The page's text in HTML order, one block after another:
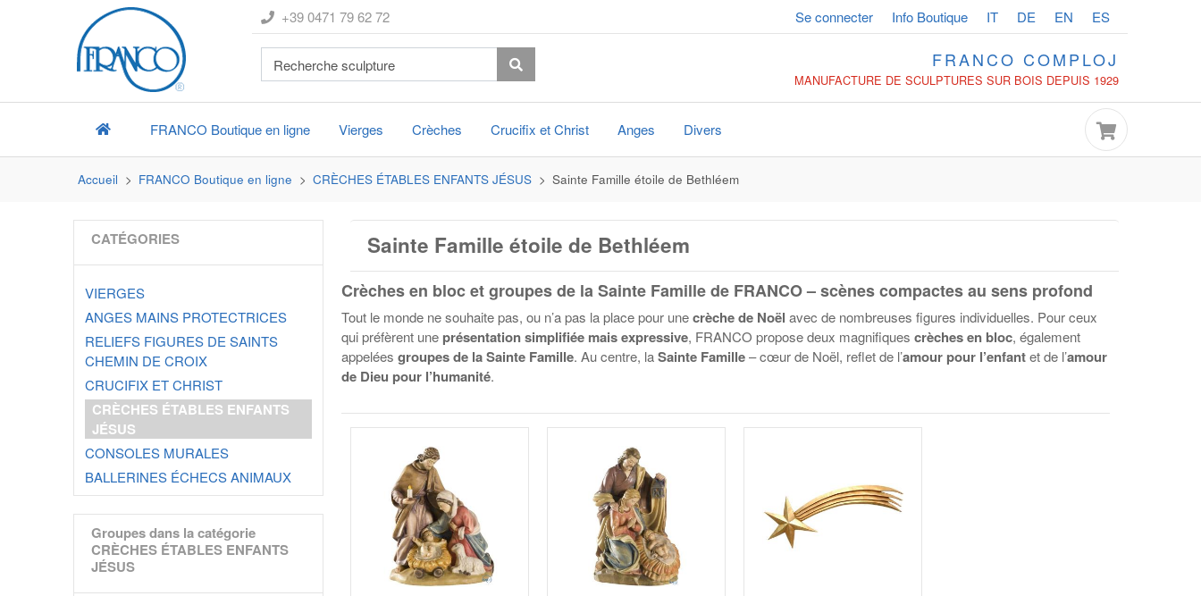
+39 0471 79 62 72 Se connecter Info Boutique IT DE EN ES
FRANCO COMPLOJ
MANUFACTURE DE SCULPTURES SUR BOIS DEPUIS 1929
FRANCO Boutique en ligne Vierges Crèches Crucifix et Christ Anges Divers
Accueil FRANCO Boutique en ligne CRÈCHES ÉTABLES ENFANTS JÉSUS Sainte Famille étoile de Bethléem
CATÉGORIES
VIERGES
ANGES MAINS PROTECTRICES
RELIEFS FIGURES DE SAINTS
CHEMIN DE CROIX
CRUCIFIX ET CHRIST
CRÈCHES ÉTABLES ENFANTS
JÉSUS
CONSOLES MURALES
BALLERINES ÉCHECS ANIMAUX
Groupes dans la catégorie
CRÈCHES ÉTABLES ENFANTS
JÉSUS
Sainte Famille étoile de Bethléem
Crèches en bloc et groupes de la Sainte Famille de FRANCO– scènes compactes au sens profond
Tout le monde ne souhaite pas, ou n’a pas la place pour unecrèche de Noël avec de nombreuses figures individuelles. Pour ceux
qui préfèrent une présentation simplifiée mais expressive, FRANCO propose deux magnifiques crèches en bloc, également
appelées groupes de la Sainte Famille. Au centre, laSainte Famille– cœur de Noël, reflet de l’amour pour l’enfantet de l’amour
de Dieu pour l’humanité.